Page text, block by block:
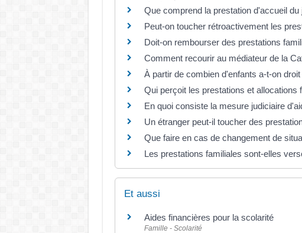
Que comprend la prestation d'accueil du
Peut-on toucher rétroactivement les
Doit-on rembourser des prestations
Comment recourir au médiateur de la
À partir de combien d'enfants a-t-on
Qui perçoit les prestations et allocations
En quoi consiste la mesure judiciaire
Un étranger peut-il toucher des
Que faire en cas de changement de
Les prestations familiales sont-elles
Et aussi
Aides financières pour la scolarité
Famille - Scolarité